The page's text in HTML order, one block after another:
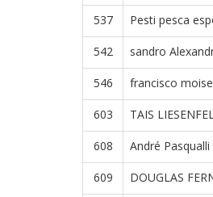
537 Pesti pesca
542 sandro
546 francisco
603 TAIS
608 André Pasqualli
609 DOUGLAS